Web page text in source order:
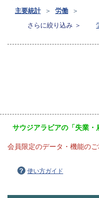
主要統計＞ 労働 ＞
さらに絞り込み ＞
サウジアラビアの「失業・
会員限定のデータ・機能の
使い方ガイド